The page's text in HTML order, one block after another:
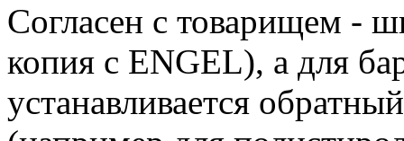
Согласен с товарищем -
копия с ENGEL), а для
устанавливается